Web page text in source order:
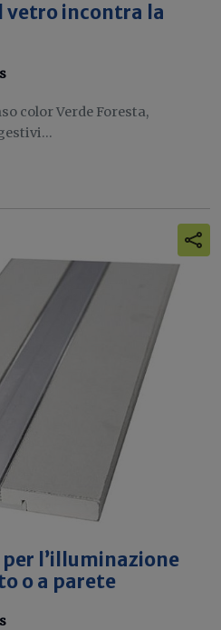
vetro incontra la
color Verde Foresta,
l’illuminazione
o a parete